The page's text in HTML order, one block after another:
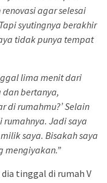
agar selesai
syutingnya berakhir
tidak punya tempat
lima menit dari
dan bertanya,
di rumahmu?’ Selain
Jadi saya
saya. Bisakah saya
mengiyakan.”
tinggal di rumah V